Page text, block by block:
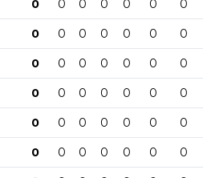
0 0 0 0 0 0 0
0 0 0 0 0 0 0
0 0 0 0 0 0 0
0 0 0 0 0 0 0
0 0 0 0 0 0 0
0 0 0 0 0 0 0